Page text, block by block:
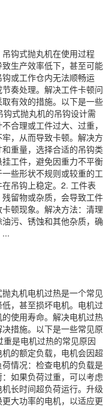
钩式抛丸机在使用过程
生产效率低下，甚至可能
或工作仓内无法顺畅运
奏处理。解决工件卡顿问
有效的措施。以下是一些
式抛丸机的吊钩设计需
合理或工件过大、过重，
，从而导致卡顿。解决方
重量，选择合适的吊钩类
工件，避免因重力不平衡
些形状不规则或较重的工
吊钩上稳定。2. 工件表
留物或杂质，会导致工件
顿现象。解决方法：清理
污、锈蚀和其他杂质，确
...
丸机电机过热是一个常见
，甚至损坏电机。电机过
使用寿命。解决电机过热
措施。以下是一些常见原
是电机过热的常见原因
的额定负载，电机会因超
情况：检查电机的负载是
如果负荷过重，可以考虑
长时间超负荷运行。升级
大功率的电机，以适应更